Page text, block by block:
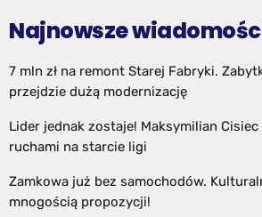
Najnowsze
7 mln zł na remont Starej Fabryki.
przejdzie dużą modernizację
Lider jednak zostaje! Maksymilian
ruchami na starcie ligi
Zamkowa już bez samochodów.
mnogością propozycji!